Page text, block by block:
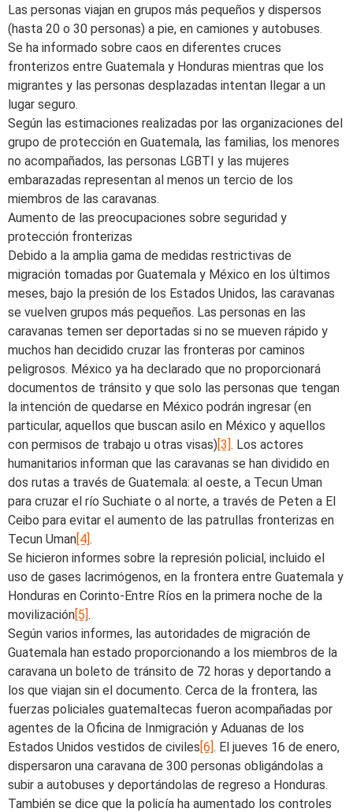
Las personas viajan en grupos más pequeños y dispersos
(hasta 20 o 30 personas) a pie, en camiones y autobuses.
Se ha informado sobre caos en diferentes cruces
fronterizos entre Guatemala y Honduras mientras que los
migrantes y las personas desplazadas intentan llegar a un
lugar seguro.
Según las estimaciones realizadas por las organizaciones del
grupo de protección en Guatemala, las familias, los menores
no acompañados, las personas LGBTI y las mujeres
embarazadas representan al menos un tercio de los
miembros de las caravanas.
Aumento de las preocupaciones sobre seguridad y
protección fronterizas
Debido a la amplia gama de medidas restrictivas de
migración tomadas por Guatemala y México en los últimos
meses, bajo la presión de los Estados Unidos, las caravanas
se vuelven grupos más pequeños. Las personas en las
caravanas temen ser deportadas si no se mueven rápido y
muchos han decidido cruzar las fronteras por caminos
peligrosos. México ya ha declarado que no proporcionará
documentos de tránsito y que solo las personas que tengan
la intención de quedarse en México podrán ingresar (en
particular, aquellos que buscan asilo en México y aquellos
con permisos de trabajo u otras visas)[3]. Los actores
humanitarios informan que las caravanas se han dividido en
dos rutas a través de Guatemala: al oeste, a Tecun Uman
para cruzar el río Suchiate o al norte, a través de Peten a El
Ceibo para evitar el aumento de las patrullas fronterizas en
Tecun Uman[4].
Se hicieron informes sobre la represión policial, incluido el
uso de gases lacrimógenos, en la frontera entre Guatemala y
Honduras en Corinto-Entre Ríos en la primera noche de la
movilización[5].
Según varios informes, las autoridades de migración de
Guatemala han estado proporcionando a los miembros de la
caravana un boleto de tránsito de 72 horas y deportando a
los que viajan sin el documento. Cerca de la frontera, las
fuerzas policiales guatemaltecas fueron acompañadas por
agentes de la Oficina de Inmigración y Aduanas de los
Estados Unidos vestidos de civiles[6]. El jueves 16 de enero,
dispersaron una caravana de 300 personas obligándolas a
subir a autobuses y deportándolas de regreso a Honduras.
También se dice que la policía ha aumentado los controles